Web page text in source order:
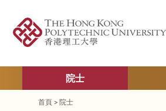
院士
首頁>院士